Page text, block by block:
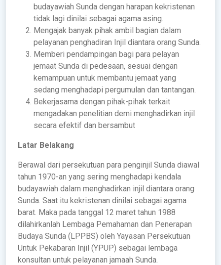
budayawiah Sunda dengan harapan kekristenan
tidak lagi dinilai sebagai agama asing.
Mengajak banyak pihak ambil bagian dalam
pelayanan penghadiran Injil diantara orang Sunda.
Memberi pendampingan bagi para pelayan
jemaat Sunda di pedesaan, sesuai dengan
kemampuan untuk membantu jemaat yang
sedang menghadapi pergumulan dan tantangan.
Bekerjasama dengan pihak-pihak terkait
mengadakan penelitian demi menghadirkan injil
secara efektif dan bersambut
Latar Belakang
Berawal dari persekutuan para penginjil Sunda diawal
tahun 1970-an yang sering menghadapi kendala
budayawiah dalam menghadirkan injil diantara orang
Sunda. Saat itu kekristenan dinilai sebagai agama
barat. Maka pada tanggal 12 maret tahun 1988
dilahirkanlah Lembaga Pemahaman dan Penerapan
Budaya Sunda (LPPBS) oleh Yayasan Persekutuan
Untuk Pekabaran Injil (YPUP) sebagai lembaga
konsultan untuk pelayanan jamaah Sunda.